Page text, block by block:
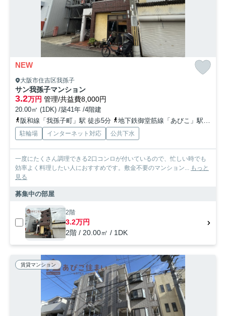
NEW
大阪市住吉区我孫子
サン我孫子マンション
3.2万円 管理/共益費8,000円
20.00㎡ (1DK) /築41年 /4階建
阪和線「我孫子町」駅 徒歩5分
地下鉄御堂筋線「あびこ」駅 徒歩12分
駐輪場 インターネット対応 公共下水
一度にたくさん調理できる2口コンロが付いているので、忙しい時でも
効率よく料理したい人におすすめです。敷金不要のマンション...
もっと
見る
募集中の部屋
2階
3.2万円
2階 / 20.00㎡ / 1DK
賃貸マンション